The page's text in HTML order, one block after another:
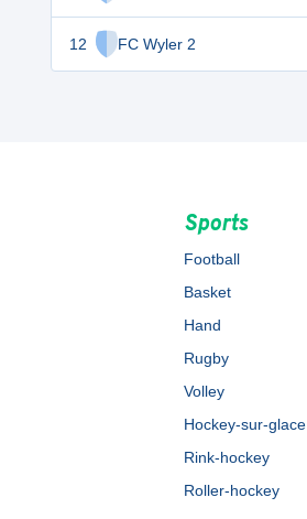
12 FC Wyler 2
Sports
Football
Basket
Hand
Rugby
Volley
Hockey-sur-glace
Rink-hockey
Roller-hockey